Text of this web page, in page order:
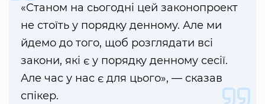
«Станом на сьогодні цей законопроект
не стоїть у порядку денному. Але ми
йдемо до того, щоб розглядати всі
закони, які є у порядку денному сесії.
Але час у нас є для цього», — сказав
спікер.